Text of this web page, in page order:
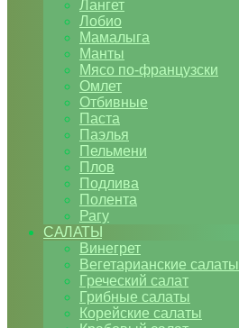
Лангет
Лобио
Мамалыга
Манты
Мясо по-французски
Омлет
Отбивные
Паста
Паэлья
Пельмени
Плов
Подлива
Полента
Рагу
САЛАТЫ
Винегрет
Вегетарианские салаты
Греческий салат
Грибные салаты
Корейские салаты